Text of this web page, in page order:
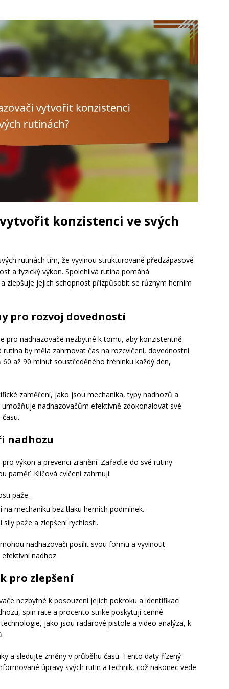
konzistenci ve svých
rutinách tím, že vyvinou strukturované předzápasové
a fyzický výkon. Spolehlivá rutina pomáhá
zlepšuje jejich schopnost přizpůsobit se různým herním
pro rozvoj dovedností
pro nadhazovače nezbytné k tomu, aby konzistentně
by měla zahrnovat čas na rozcvičení, dovednostní
až 90 minut soustředěného tréninku každý den,
zaměření, jako jsou mechanika, typy nadhozů a
nadhazovačům efektivně zdokonalovat své
nadhozu
výkon a prevenci zranění. Zařaďte do své rutiny
paměť. Klíčová cvičení zahrnují:
paže.
mechaniku bez tlaku herních podmínek.
paže a zlepšení rychlosti.
nadhazovači posílit svou formu a vyvinout
nadhoz.
pro zlepšení
nezbytné k posouzení jejich pokroku a identifikaci
spin rate a procento strike poskytují cenné
jako jsou radarové pistole a video analýza, k
a sledujte změny v průběhu času. Tento daty řízený
úpravy svých rutin a technik, což nakonec vede